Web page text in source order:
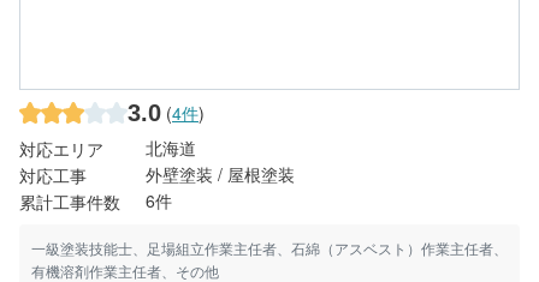
3.0 (4件)
対応エリア
北海道
対応工事
外壁塗装 / 屋根塗装
累計工事件数
6件
一級塗装技能士、足場組立作業主任者、石綿（アスベスト）作業主任者、
有機溶剤作業主任者、その他